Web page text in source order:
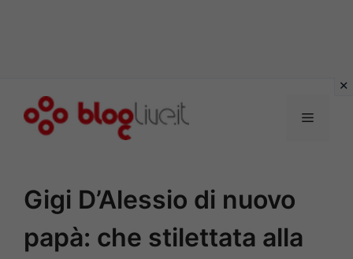
Menu
Gigi D’Alessio di nuovo
papà: che stilettata alla